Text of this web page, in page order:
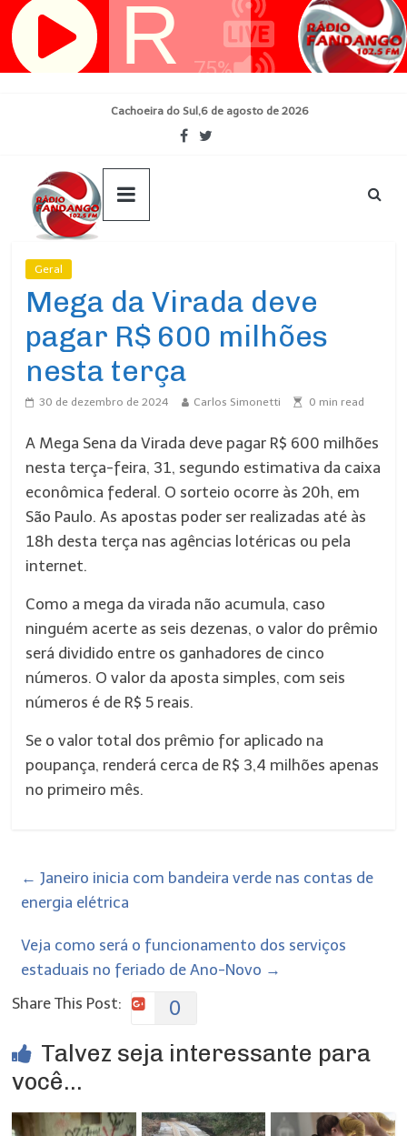
Pular
para
Cachoeira do Sul,6 de agosto de 2026
Geral
Mega da Virada deve
pagar R$ 600 milhões
nesta terça
30 de dezembro de 2024 Carlos Simonetti 0 min read
A Mega Sena da Virada deve pagar R$ 600 milhões
nesta terça-feira, 31, segundo estimativa da caixa
econômica federal. O sorteio ocorre às 20h, em
São Paulo. As apostas poder ser realizadas até às
18h desta terça nas agências lotéricas ou pela
internet.
Como a mega da virada não acumula, caso
ninguém acerte as seis dezenas, o valor do prêmio
será dividido entre os ganhadores de cinco
números. O valor da aposta simples, com seis
números é de R$ 5 reais.
Se o valor total dos prêmio for aplicado na
poupança, renderá cerca de R$ 3,4 milhões apenas
no primeiro mês.
← Janeiro inicia com bandeira verde nas contas de
energia elétrica
Veja como será o funcionamento dos serviços
estaduais no feriado de Ano-Novo →
Share This Post:
0
Talvez seja interessante para
você...